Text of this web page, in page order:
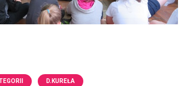
D.KUREŁA